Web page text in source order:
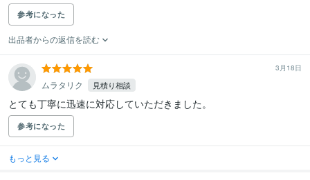
参考になった
出品者からの返信を読む
3月18日
ムラタリク 見積り相談
とても丁寧に迅速に対応していただきました。
参考になった
もっと見る